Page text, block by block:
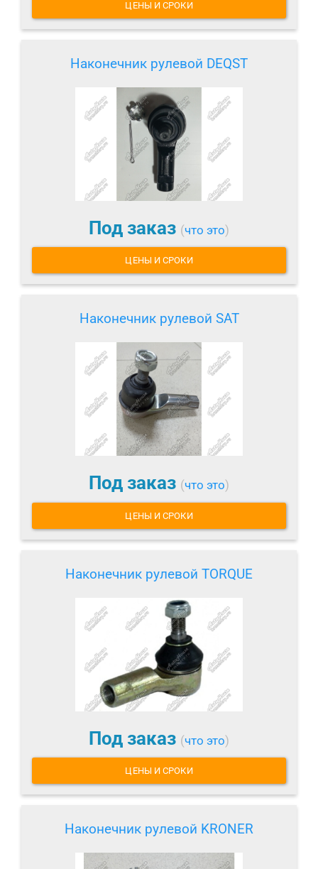
ЦЕНЫ И СРОКИ
Наконечник рулевой DEQST
Под заказ (что это)
ЦЕНЫ И СРОКИ
Наконечник рулевой SAT
Под заказ (что это)
ЦЕНЫ И СРОКИ
Наконечник рулевой TORQUE
Под заказ (что это)
ЦЕНЫ И СРОКИ
Наконечник рулевой KRONER